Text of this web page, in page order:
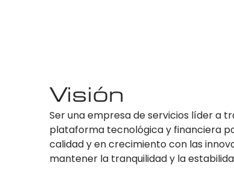
Visión
Ser una empresa de servicios líder a
plataforma tecnológica y financiera
calidad y en crecimiento con las
mantener la tranquilidad y la